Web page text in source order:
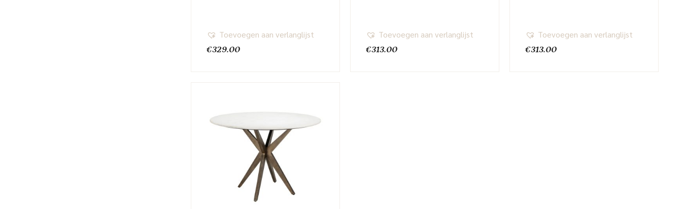
€329.00
Toevoegen aan verlanglijst
€313.00
Toevoegen aan verlanglijst
€313.00
Toevoegen aan verlanglijst